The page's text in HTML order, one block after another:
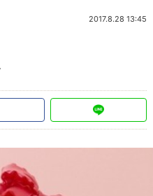
2017.8.28 13:45